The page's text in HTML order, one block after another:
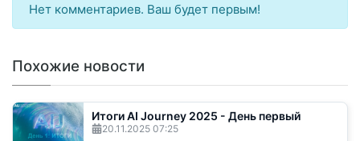
Нет комментариев. Ваш будет первым!
Похожие новости
Итоги AI Journey 2025 - День первый
20.11.2025 07:25